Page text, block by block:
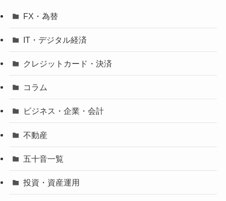
FX・為替
IT・デジタル経済
クレジットカード・決済
コラム
ビジネス・企業・会計
不動産
五十音一覧
投資・資産運用